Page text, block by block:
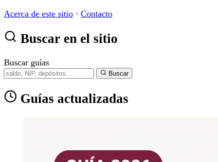
Acerca de este sitio · Contacto
Buscar en el sitio
Buscar guías
Buscar
Guías actualizadas